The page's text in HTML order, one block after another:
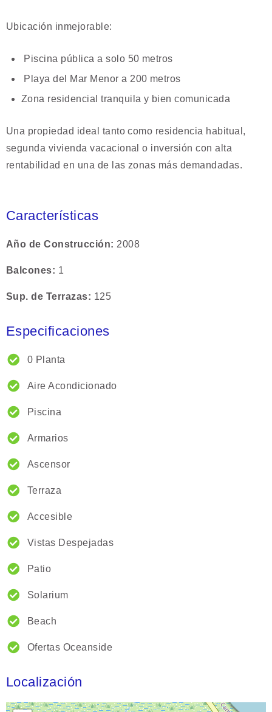
Ubicación inmejorable:
Piscina pública a solo 50 metros
Playa del Mar Menor a 200 metros
Zona residencial tranquila y bien comunicada
Una propiedad ideal tanto como residencia habitual,
segunda vivienda vacacional o inversión con alta
rentabilidad en una de las zonas más demandadas.
Características
Año de Construcción 2008
Balcones 1
Sup. de Terrazas 125
Especificaciones
0 Planta
Aire Acondicionado
Piscina
Armarios
Ascensor
Terraza
Accesible
Vistas Despejadas
Patio
Solarium
Beach
Ofertas Oceanside
Localización